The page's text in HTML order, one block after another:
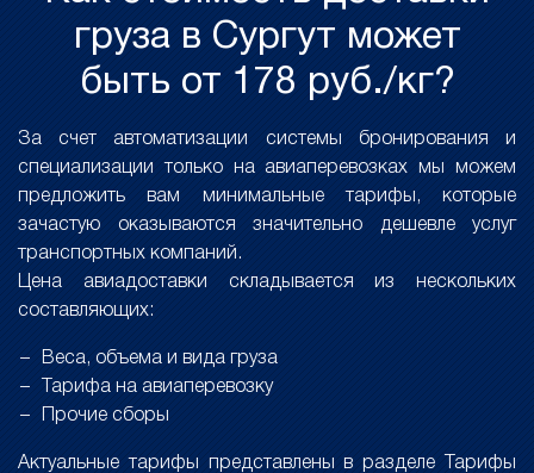
груза в Сургут может
быть от 178 руб./кг?
За счет автоматизации системы бронирования и
специализации только на авиаперевозках мы можем
предложить вам минимальные тарифы, которые
зачастую оказываются значительно дешевле услуг
транспортных компаний.
Цена авиадоставки складывается из нескольких
составляющих:
Веса, объема и вида груза
Тарифа на авиаперевозку
Прочие сборы
Актуальные тарифы представлены в разделе Тарифы